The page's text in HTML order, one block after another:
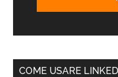
COME USARE